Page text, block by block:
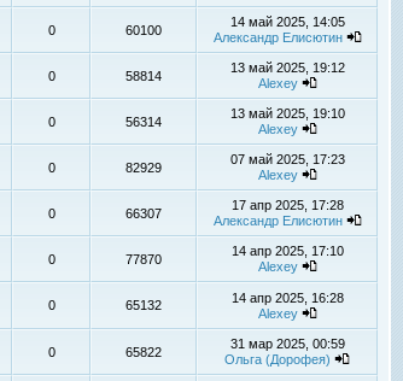
0 60100
14 май 2025, 14:05
Александр Елисютин
0 58814
13 май 2025, 19:12
Alexey
0 56314
13 май 2025, 19:10
Alexey
0 82929
07 май 2025, 17:23
Alexey
0 66307
17 апр 2025, 17:28
Александр Елисютин
0 77870
14 апр 2025, 17:10
Alexey
0 65132
14 апр 2025, 16:28
Alexey
0 65822
31 мар 2025, 00:59
Ольга (Дорофея)